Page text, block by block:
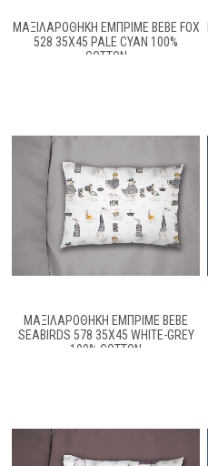
ΜΑΞΙΛΑΡΟΘΉΚΗ ΕΜΠΡΙΜΈ BEBE FOX
528 35X45 PALE CYAN 100%
COTTON
ΜΑΞΙΛΑΡΟΘΉΚΗ ΕΜΠΡΙΜΈ BEBE
SEABIRDS 578 35X45 WHITE-GREY
100% COTTON